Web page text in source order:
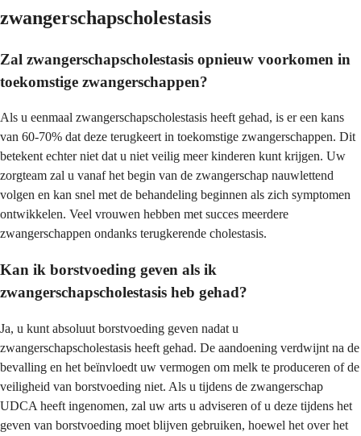
zwangerschapscholestasis
Zal zwangerschapscholestasis opnieuw voorkomen in
toekomstige zwangerschappen?
Als u eenmaal zwangerschapscholestasis heeft gehad, is er een kans
van 60-70% dat deze terugkeert in toekomstige zwangerschappen. Dit
betekent echter niet dat u niet veilig meer kinderen kunt krijgen. Uw
zorgteam zal u vanaf het begin van de zwangerschap nauwlettend
volgen en kan snel met de behandeling beginnen als zich symptomen
ontwikkelen. Veel vrouwen hebben met succes meerdere
zwangerschappen ondanks terugkerende cholestasis.
Kan ik borstvoeding geven als ik
zwangerschapscholestasis heb gehad?
Ja, u kunt absoluut borstvoeding geven nadat u
zwangerschapscholestasis heeft gehad. De aandoening verdwijnt na de
bevalling en het beïnvloedt uw vermogen om melk te produceren of de
veiligheid van borstvoeding niet. Als u tijdens de zwangerschap
UDCA heeft ingenomen, zal uw arts u adviseren of u deze tijdens het
geven van borstvoeding moet blijven gebruiken, hoewel het over het